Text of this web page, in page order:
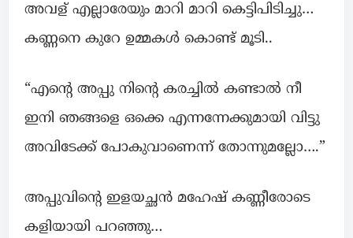
അവള് എല്ലാരേയും മാറി മാറി കെട്ടിപിടിച്ചു…
കണ്ണനെ കുറേ ഉമ്മകൾ കൊണ്ട് മൂടി..
“എന്റെ അപ്പു നിന്റെ കരച്ചില്‍ കണ്ടാല്‍ നീ
ഇനി ഞങ്ങളെ ഒക്കെ എന്നന്നേക്കുമായി വിട്ടു
അവിടേക്ക് പോകുവാണെന്ന് തോന്നുമല്ലോ….”
അപ്പുവിന്റെ ഇളയച്ഛൻ മഹേഷ് കണ്ണീരോടെ
കളിയായി പറഞ്ഞു…